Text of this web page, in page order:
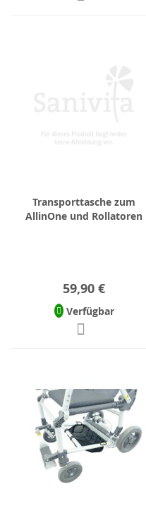
Transporttasche zum
AllinOne und Rollatoren
59,90 €
Verfügbar